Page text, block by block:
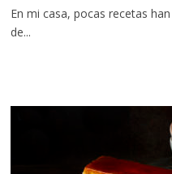
En mi casa, pocas recetas
de...